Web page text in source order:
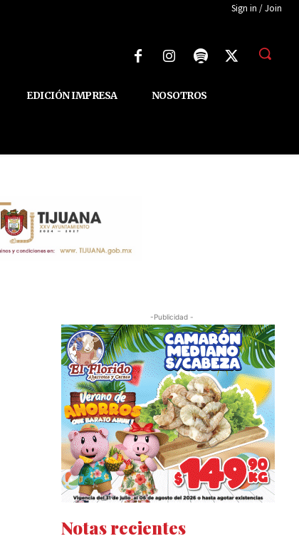
Sign in / Join
EDICIÓN IMPRESA NOSOTROS
-Publicidad -
Notas recientes